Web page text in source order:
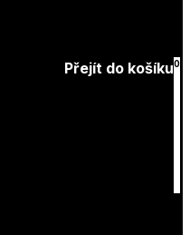
Přejít do košíku0